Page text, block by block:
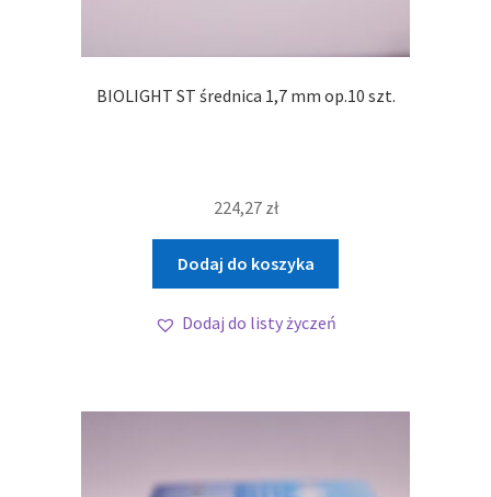
BIOLIGHT ST średnica 1,7 mm op.10 szt.
224,27 zł
Dodaj do koszyka
Dodaj do listy życzeń